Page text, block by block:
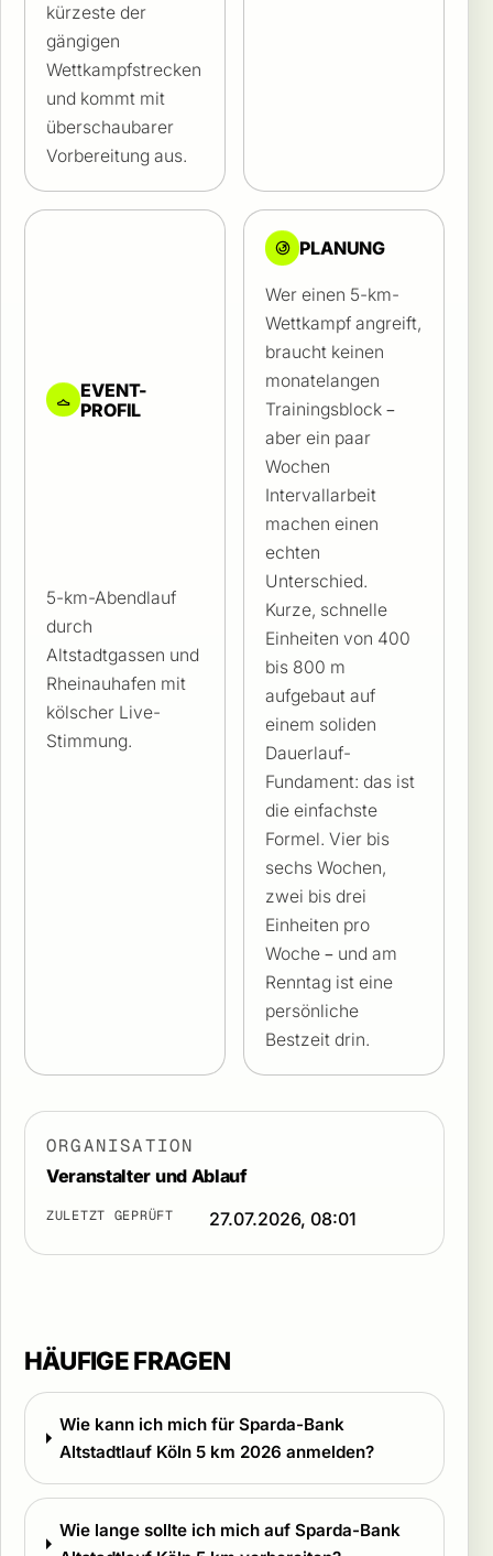
kürzeste der
gängigen
Wettkampfstrecken
und kommt mit
überschaubarer
Vorbereitung aus.
EVENT-
PROFIL
5-km-Abendlauf
durch
Altstadtgassen und
Rheinauhafen mit
kölscher Live-
Stimmung.
PLANUNG
Wer einen 5-km-
Wettkampf angreift,
braucht keinen
monatelangen
Trainingsblock –
aber ein paar
Wochen
Intervallarbeit
machen einen
echten
Unterschied.
Kurze, schnelle
Einheiten von 400
bis 800 m
aufgebaut auf
einem soliden
Dauerlauf-
Fundament: das ist
die einfachste
Formel. Vier bis
sechs Wochen,
zwei bis drei
Einheiten pro
Woche – und am
Renntag ist eine
persönliche
Bestzeit drin.
ORGANISATION
Veranstalter und Ablauf
ZULETZT GEPRÜFT 27.07.2026, 08:01
HÄUFIGE FRAGEN
Wie kann ich mich für Sparda-Bank
Altstadtlauf Köln 5 km 2026 anmelden?
Wie lange sollte ich mich auf Sparda-Bank